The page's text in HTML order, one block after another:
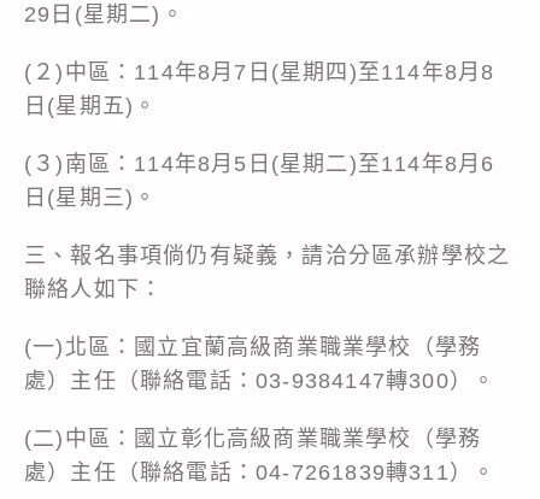
29日(星期二)。
(２)中區：114年8月7日(星期四)至114年8月8
日(星期五)。
(３)南區：114年8月5日(星期二)至114年8月6
日(星期三)。
三、報名事項倘仍有疑義，請洽分區承辦學校之
聯絡人如下：
(一)北區：國立宜蘭高級商業職業學校（學務
處）主任（聯絡電話：03-9384147轉300）。
(二)中區：國立彰化高級商業職業學校（學務
處）主任（聯絡電話：04-7261839轉311）。